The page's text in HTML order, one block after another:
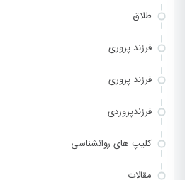
طلاق
فرزند پروری
فرزند پروری
فرزندپروردی
کلیپ های روانشناسی
مقالات